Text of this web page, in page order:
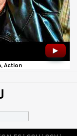
►
Action